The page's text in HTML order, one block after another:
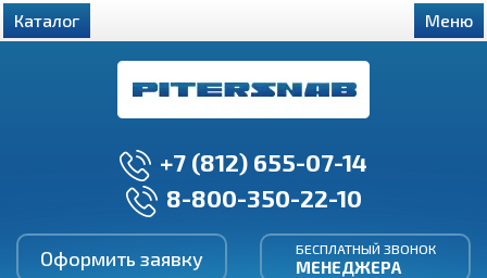
+7 (812) 655-07-14
8-800-350-22-10
Оформить заявку БЕСПЛАТНЫЙ ЗВОНОК
МЕНЕДЖЕРА
Каталог Меню